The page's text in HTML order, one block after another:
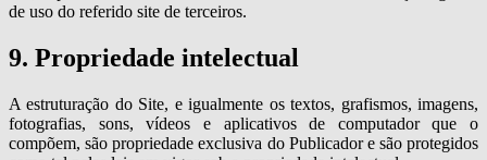
de uso do referido site de terceiros.
9. Propriedade intelectual
A estruturação do Site, e igualmente os textos, grafismos, imagens,
fotografias, sons, vídeos e aplicativos de computador que o
compõem, são propriedade exclusiva do Publicador e são protegidos